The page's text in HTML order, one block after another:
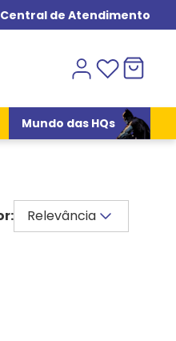
Central de Atendimento
Mundo das HQs
Relevância